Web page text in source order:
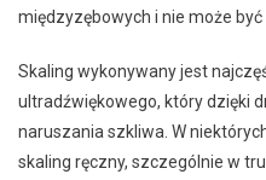
międzyzębowych i nie może
Skaling wykonywany jest
ultradźwiękowego, który dzięki
naruszania szkliwa. W
skaling ręczny, szczególnie w